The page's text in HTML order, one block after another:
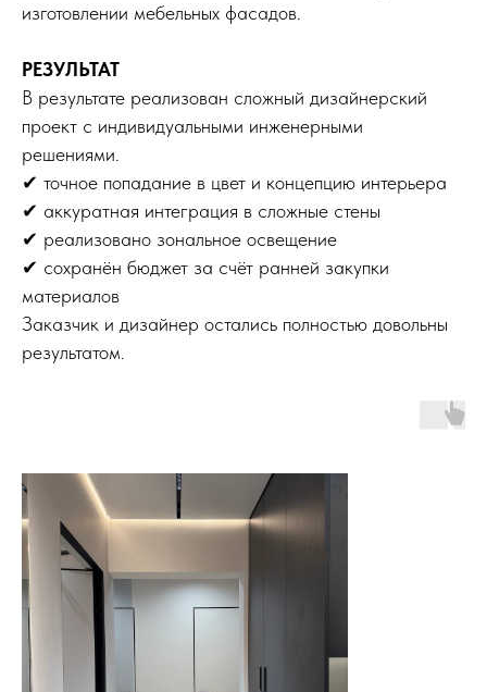
изготовлении мебельных фасадов.
РЕЗУЛЬТАТ
В результате реализован сложный дизайнерский
проект с индивидуальными инженерными
решениями.
✔ точное попадание в цвет и концепцию интерьера
✔ аккуратная интеграция в сложные стены
✔ реализовано зональное освещение
✔ сохранён бюджет за счёт ранней закупки
материалов
Заказчик и дизайнер остались полностью довольны
результатом.